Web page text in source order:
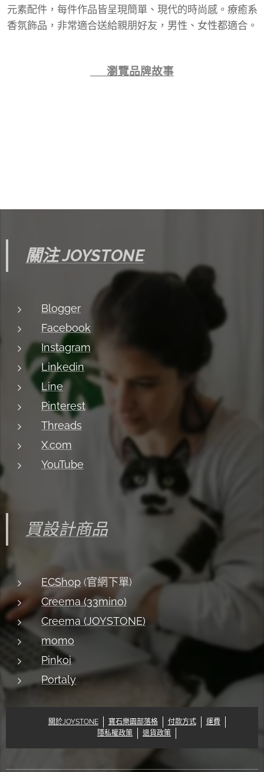
元素配件，每件作品皆呈現簡單、現代的時尚感。療癒系
香氛飾品，非常適合送給親朋好友，男性、女性都適合。
👉 瀏覽品牌故事
關注 JOYSTONE
Blogger
Facebook
Instagram
Linkedin
Line
Pinterest
Threads
X.com
YouTube
買設計商品
ECShop (官網下單)
Creema (33mino)
Creema (JOYSTONE)
momo
Pinkoi
Portaly
關於JOYSTONE 寶石樂園部落格 付款方式
運費
隱私權政策
退貨政策